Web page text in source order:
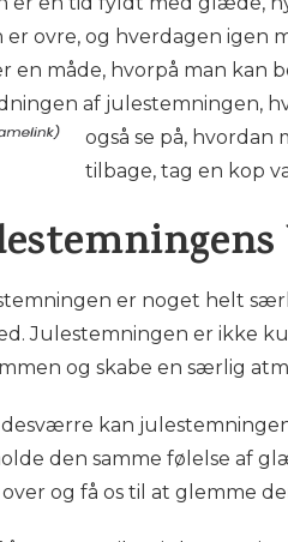
er ovre, og hverdagen igen
en måde, hvorpå man kan
af julestemningen,
også se på,
tilbage, tag en kop
er noget helt
Julestemningen er ikke
og skabe en særlig
kan
den samme følelse af
og få os til at glemme